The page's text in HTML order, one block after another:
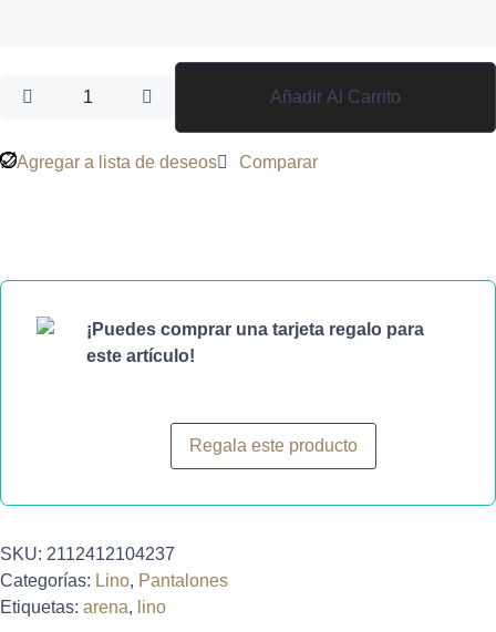
Añadir Al Carrito
Agregar a lista de deseos Comparar
¡Puedes comprar una tarjeta regalo para
este artículo!
Regala este producto
SKU: 2112412104237
Categorías: Lino, Pantalones
Etiquetas: arena, lino